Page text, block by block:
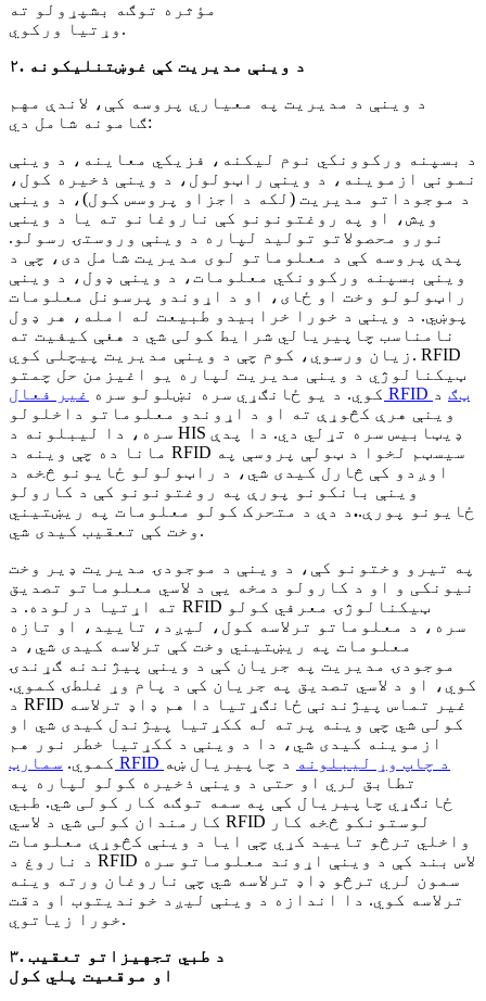
مؤثره توګه بشپړولو ته
وړتیا ورکوي.
۲. د وینې مدیریت کې غوښتنلیکونه
د وینې د مدیریت په معیاري پروسه کې، لاندې مهم
ګامونه شامل دي:
د بسپنه ورکوونکي نوم لیکنه، فزیکي معاینه، د وینې
نمونې ازموینه، د وینې راټولول، د وینې ذخیره کول،
د موجوداتو مدیریت (لکه د اجزاو پروسس کول)، د وینې
ویش، او په روغتونونو کې ناروغانو ته یا د وینې
نورو محصولاتو تولید لپاره د وینې وروستۍ رسولو.
پدې پروسه کې د معلوماتو لوی مدیریت شامل دی، چې د
وینې بسپنه ورکوونکي معلومات، د وینې ډول، د وینې
راټولولو وخت او ځای، او د اړوندو پرسونل معلومات
پوښي. د وینې د خورا خرابیدو طبیعت له امله، هر ډول
نامناسب چاپیریالي شرایط کولی شي د هغې کیفیت ته
زیان ورسوي، کوم چې د وینې مدیریت پیچلی کوي. RFID
ټیکنالوژي د وینې مدیریت لپاره یو اغیزمن حل چمتو
کوي. د یو ځانګړي سره نښلولو سره
غیر فعال RFID ټګ د
وینې هرې کڅوړې ته او د اړوندو معلوماتو داخلولو
سره، دا لیبلونه د HIS ډیټابیس سره تړلي دي. دا پدې
مانا ده چې وینه د RFID سیسټم لخوا د ټولې پروسې په
اوږدو کې څارل کیدی شي، د راټولولو ځایونو څخه د
وینې بانکونو پورې په روغتونونو کې د کارولو
ځایونو پورې..د دې د متحرک کولو معلومات په ریښتیني
وخت کې تعقیب کیدی شي.
په تیرو وختونو کې، د وینې د موجودۍ مدیریت ډیر وخت
نیونکی و او د کارولو دمخه یې د لاسي معلوماتو تصدیق
ته اړتیا درلوده. د RFID ټیکنالوژۍ معرفي کولو
سره، د معلوماتو ترلاسه کول، لیږد، تایید، او تازه
معلومات په ریښتیني وخت کې ترلاسه کیدی شي، د
موجودۍ مدیریت په جریان کې د وینې پیژندنه ګړندۍ
کوي، او د لاسي تصدیق په جریان کې د پام وړ غلطۍ کموي.
د RFID غیر تماس پیژندنې ځانګړتیا دا هم ډاډ ترلاسه
کولی شي چې وینه پرته له ککړتیا پیژندل کیدی شي او
ازموینه کیدی شي، دا د وینې د ککړتیا خطر نور هم
کموي.
سمارټ RFID د چاپ وړ لیبلونه د چاپیریال ښه
تطابق لري او حتی د وینې ذخیره کولو لپاره په
ځانګړي چاپیریال کې په سمه توګه کار کولی شي. طبي
کارمندان کولی شي د لاسي RFID لوستونکو څخه کار
واخلي ترڅو تایید کړي چې ایا د وینې کڅوړې معلومات
د ناروغ د RFID لاس بند کې د وینې اړوند معلوماتو سره
سمون لري ترڅو ډاډ ترلاسه شي چې ناروغان ورته وینه
ترلاسه کوي. دا اندازه د وینې لیږد خوندیتوب او دقت
خورا زیاتوي.
۳. د طبي تجهیزاتو تعقیب
او موقعیت پلي کول